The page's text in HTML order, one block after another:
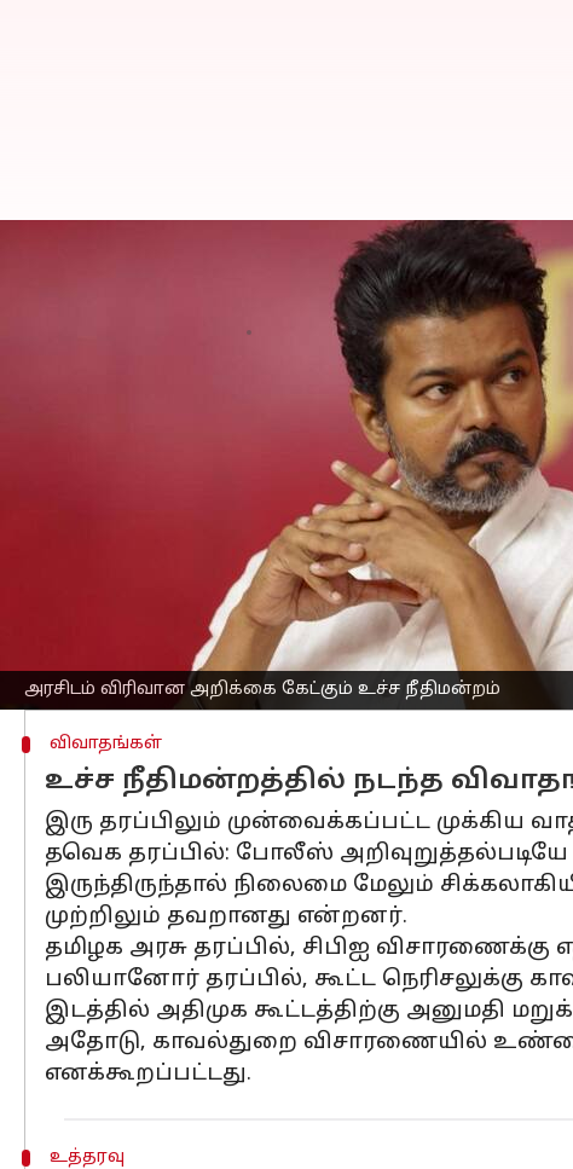
அரசிடம் விரிவான அறிக்கை கேட்கும் உச்ச நீதிமன்றம்
கரூர் கூட்ட நெரிசல்
Oct 10, 2025 05:25 pm
தமிழக வெற்றிக்
சிக்கி 41 பேர் உயிரிழந்த
விசாரணையின் முடிவில், உச்ச
உத்தரவிட்டுள்ளது.
மேலும், வழக்கை தேதி குறிப்பிடாமல்
கரூர் கூட்ட நெரிசல் சம்பவம் குறித்து
ஒன்றை அமைத்து சென்னை உயர்
விவாதங்கள்
உச்ச நீதிமன்றத்தில் நடந்த
இரு தரப்பிலும் முன்வைக்கப்பட்ட முக்கிய
தவெக தரப்பில்: போலீஸ்
இருந்திருந்தால் நிலைமை மேலும்
முற்றிலும் தவறானது என்றனர்.
தமிழக அரசு தரப்பில், சிபிஐ விசாரணைக்கு
பலியானோர் தரப்பில், கூட்ட
இடத்தில் அதிமுக கூட்டத்திற்கு அனுமதி
அதோடு, காவல்துறை விசாரணையில்
எனக்கூறப்பட்டது.
உத்தரவு